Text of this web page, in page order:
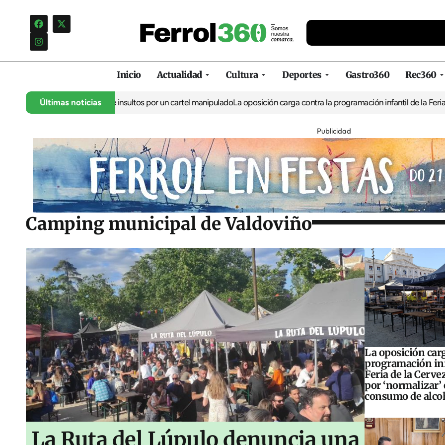
Inicio Actualidad Cultura Deportes Gastro360 Rec360
Últimas noticias
una campaña de insultos por un cartel manipulado La oposición carga contra la programación infantil de la Feria de la
Publicidad
Camping municipal de Valdoviño
La Ruta del Lúpulo denuncia una
La oposición
programación
Feria de la
por ‘normalizar’
consumo de